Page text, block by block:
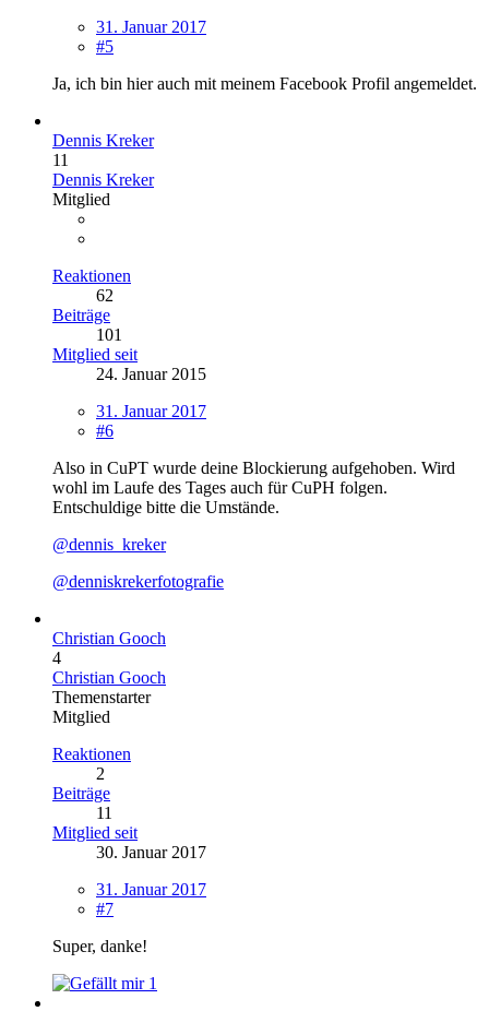
31. Januar 2017
#5
Ja, ich bin hier auch mit meinem Facebook Profil angemeldet.
Dennis Kreker
11
Dennis Kreker
Mitglied
Reaktionen
62
Beiträge
101
Mitglied seit
24. Januar 2015
31. Januar 2017
#6
Also in CuPT wurde deine Blockierung aufgehoben. Wird
wohl im Laufe des Tages auch für CuPH folgen.
Entschuldige bitte die Umstände.
@dennis_kreker
@denniskrekerfotografie
Christian Gooch
4
Christian Gooch
Themenstarter
Mitglied
Reaktionen
2
Beiträge
11
Mitglied seit
30. Januar 2017
31. Januar 2017
#7
Super, danke!
1